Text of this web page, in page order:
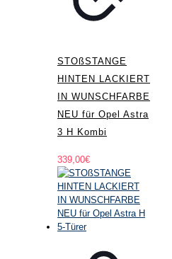
STOßSTANGE
HINTEN LACKIERT
IN WUNSCHFARBE
NEU für Opel Astra
3 H Kombi
339,00€